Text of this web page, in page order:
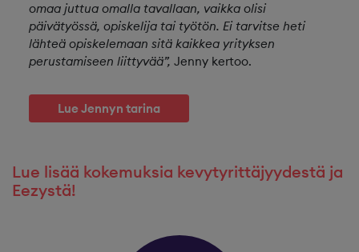
omaa juttua omalla tavallaan, vaikka olisi
päivätyössä, opiskelija tai työtön. Ei tarvitse heti
lähteä opiskelemaan sitä kaikkea yrityksen
perustamiseen liittyvää”, Jenny kertoo.
Lue Jennyn tarina
Lue lisää kokemuksia kevytyrittäjyydestä ja
Eezystä!